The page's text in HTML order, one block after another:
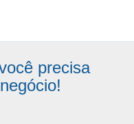
precisa